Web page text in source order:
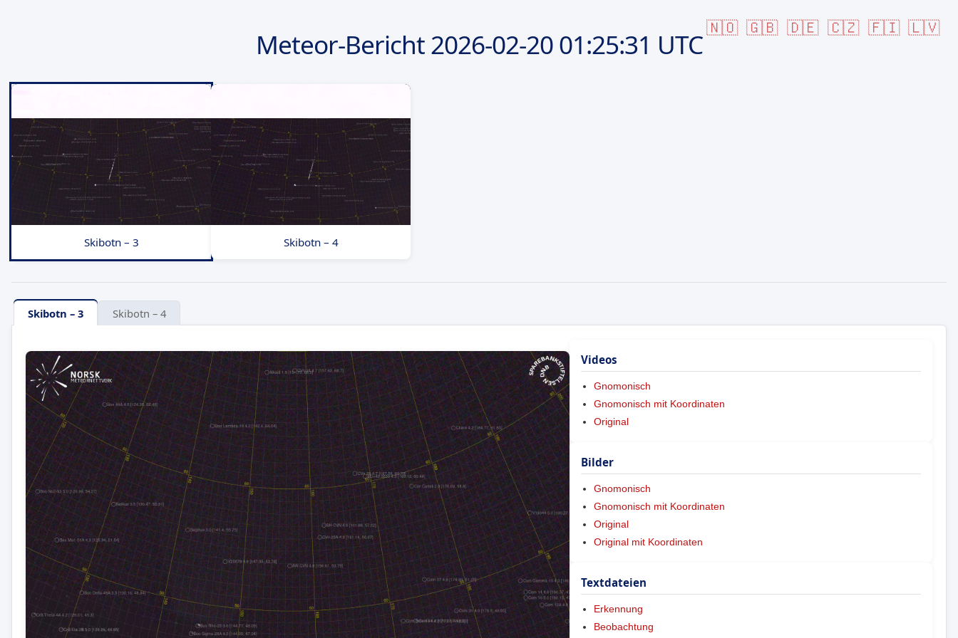
🇳🇴 🇬🇧 🇩🇪 🇨🇿 🇫🇮 🇱🇻
Meteor-Bericht2026-02-2001:25:31 UTC
Skibotn – 3 Skibotn – 4
Skibotn – 3 Skibotn – 4
Videos
Gnomonisch
Gnomonisch mit Koordinaten
Original
Bilder
Gnomonisch
Gnomonisch mit Koordinaten
Original
Original mit Koordinaten
Textdateien
Erkennung
Beobachtung